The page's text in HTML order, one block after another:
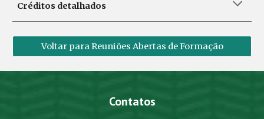
Créditos detalhados
Voltar para Reuniões Abertas de Formação
Contatos